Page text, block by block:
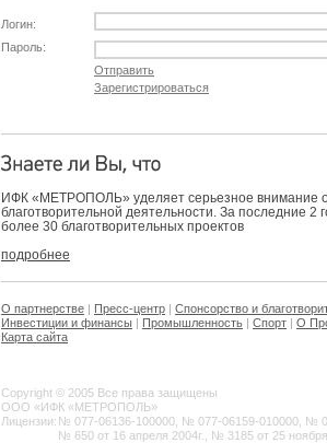
Логин:
Пароль:
Отправить
Зарегистрироваться
ИФК «МЕТРОПОЛЬ» уделяет серьезное внимание
благотворительной деятельности. За последние 2
более 30 благотворительных проектов
подробнее
О партнерстве | Пресс-центр | Спонсорство и
Инвестиции и финансы | Промышленность | Спорт | О
Карта сайта
Copyright © 2005 Все права защищены
ООО «ИФК «МЕТРОПОЛЬ»
Лицензии: № 077-06136-100000, № 077-06159-010000, №
№ 650 от 16 апреля 2004г., № 3185 от 25